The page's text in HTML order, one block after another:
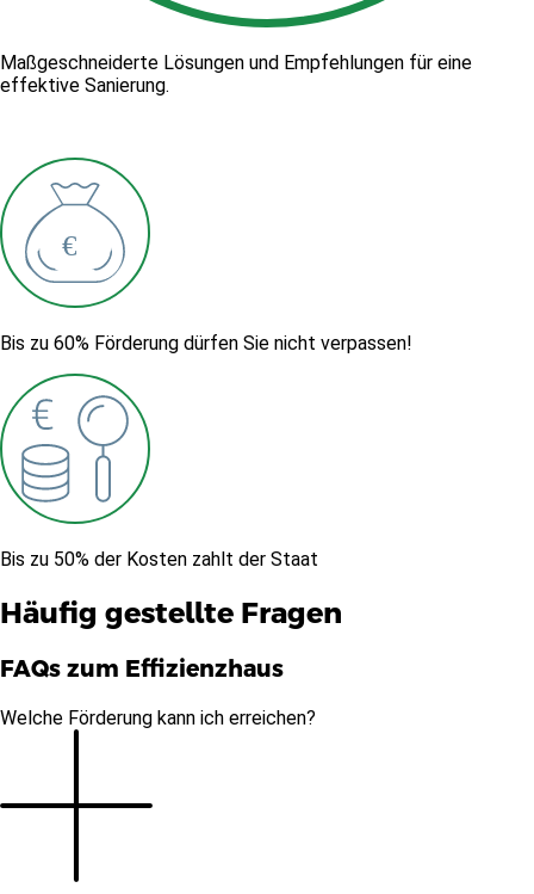
Maßgeschneiderte Lösungen und Empfehlungen für eine
effektive Sanierung.
Bis zu 60% Förderung dürfen Sie nicht verpassen!
Bis zu 50% der Kosten zahlt der Staat
Häufig gestellte Fragen
FAQs zum Effizienzhaus
Welche Förderung kann ich erreichen?